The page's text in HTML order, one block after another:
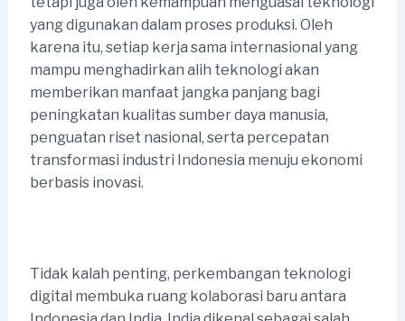
yang digunakan dalam proses produksi. Oleh
karena itu, setiap kerja sama internasional yang
mampu menghadirkan alih teknologi akan
memberikan manfaat jangka panjang bagi
peningkatan kualitas sumber daya manusia,
penguatan riset nasional, serta percepatan
transformasi industri Indonesia menuju ekonomi
berbasis inovasi.
Tidak kalah penting, perkembangan teknologi
digital membuka ruang kolaborasi baru antara